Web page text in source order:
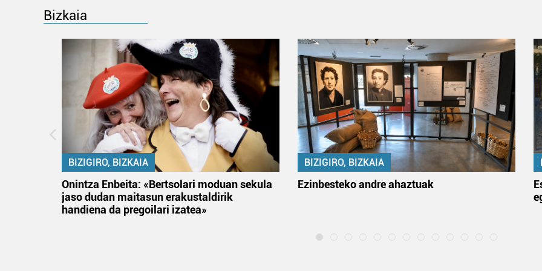
Bizkaia
BIZIGIRO, BIZKAIA
Onintza Enbeita: «Bertsolari moduan sekula
jaso dudan maitasun erakustaldirik
handiena da pregoilari izatea»
BIZIGIRO, BIZKAIA
Ezinbesteko andre ahaztuak